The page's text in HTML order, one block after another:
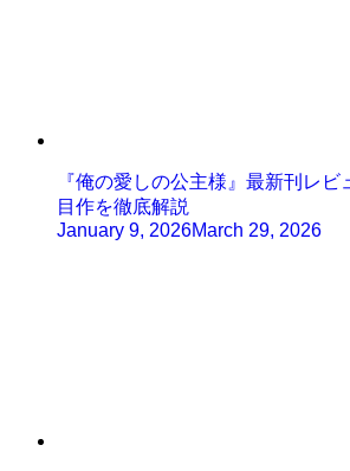
『俺の愛しの公主様』最新刊レ
目作を徹底解説
January 9, 2026March 29, 2026